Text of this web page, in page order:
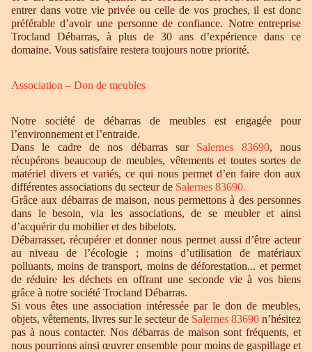
entrer dans votre vie privée ou celle de vos proches, il est donc
préférable d’avoir une personne de confiance. Notre entreprise
Trocland Débarras, à plus de 30 ans d’expérience dans ce
domaine. Vous satisfaire restera toujours notre priorité.
Association – Don de meubles
Notre société de débarras de meubles est engagée pour
l’environnement et l’entraide.
Dans le cadre de nos débarras sur Salernes 83690, nous
récupérons beaucoup de meubles, vêtements et toutes sortes de
matériel divers et variés, ce qui nous permet d’en faire don aux
différentes associations du secteur de Salernes 83690.
Grâce aux débarras de maison, nous permettons à des personnes
dans le besoin, via les associations, de se meubler et ainsi
d’acquérir du mobilier et des bibelots.
Débarrasser, récupérer et donner nous permet aussi d’être acteur
au niveau de l’écologie ; moins d’utilisation de matériaux
polluants, moins de transport, moins de déforestation... et permet
de réduire les déchets en offrant une seconde vie à vos biens
grâce à notre société Trocland Débarras.
Si vous êtes une association intéressée par le don de meubles,
objets, vêtements, livres sur le secteur de Salernes 83690 n’hésitez
pas à nous contacter. Nos débarras de maison sont fréquents, et
nous pourrions ainsi œuvrer ensemble pour moins de gaspillage et